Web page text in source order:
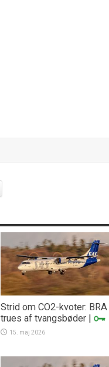
Strid om CO2-kvoter: BRA
trues af tvangsbøder |
15. maj 2026